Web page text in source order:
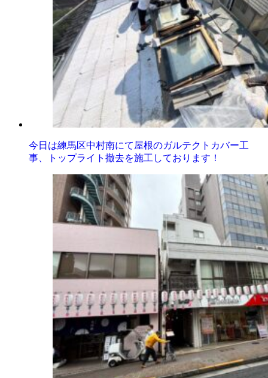
今日は練馬区中村南にて屋根のガルテクトカバー工
事、トップライト撤去を施工しております！